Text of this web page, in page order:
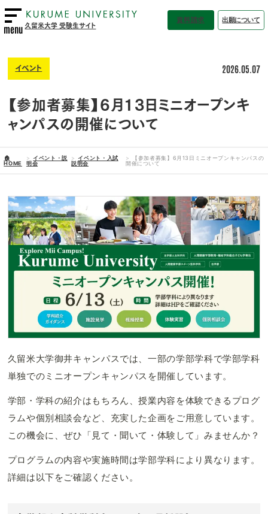
menu 久留米大学 受験生サイト
資料請求 出願について
イベント 2026.05.07
【参加者募集】6月13日ミニオープンキ
ャンパスの開催について
🏠
HOME
イベント・説
明会
イベント・入試
説明会
【参加者募集】6月13日ミニオープンキャンパスの
開催について
久留米大学御井キャンパスでは、一部の学部学科で学部学科
単独でのミニオープンキャンパスを開催しています。
学部・学科の紹介はもちろん、授業内容を体験できるプログ
ラムや個別相談会など、充実した企画をご用意しています。
この機会に、ぜひ「見て・聞いて・体験して」みませんか？
プログラムの内容や実施時間は学部学科により異なります。
詳細は以下をご確認ください。